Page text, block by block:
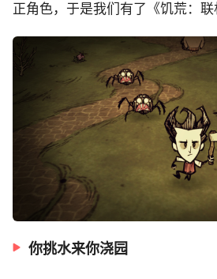
正角色，于是我们有了《饥荒：联
你挑水来你浇园